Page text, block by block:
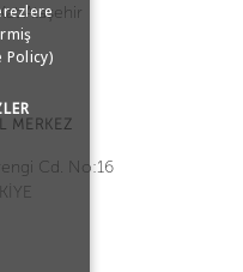
MERKEZ
Cd. No:16
Ataşehir
GERMAN
Policy)